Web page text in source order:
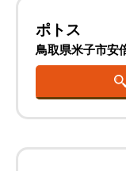
ポトス
鳥取県米子市安